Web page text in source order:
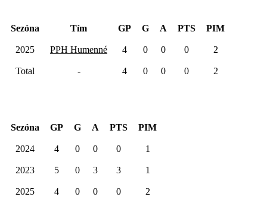
Sezóna Tím GP G A PTS PIM
2025 PPH Humenné 4 0 0 0 2
Total - 4 0 0 0 2
Sezóna GP G A PTS PIM
2024 4 0 0 0 1
2023 5 0 3 3 1
2025 4 0 0 0 2